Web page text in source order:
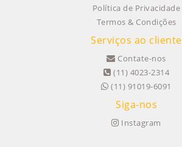
Política de Privacidade
Termos & Condições
Serviços ao cliente
Contate-nos
(11) 4023-2314
(11) 91019-6091
Siga-nos
Instagram